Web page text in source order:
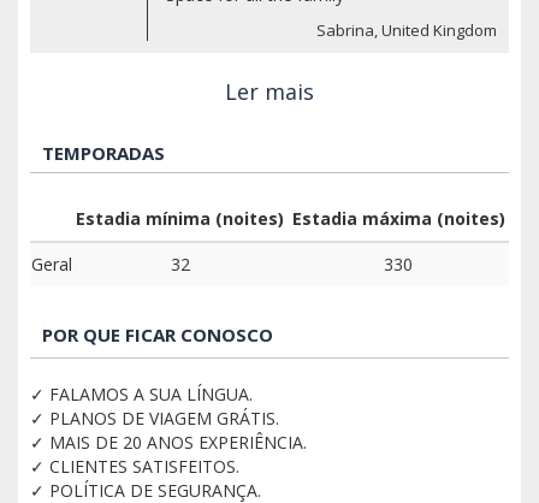
Sabrina, United Kingdom
Ler mais
TEMPORADAS
Estadia mínima (noites) Estadia máxima (noites)
Geral
32 330
POR QUE FICAR CONOSCO
✓ FALAMOS A SUA LÍNGUA.
✓ PLANOS DE VIAGEM GRÁTIS.
✓ MAIS DE 20 ANOS EXPERIÊNCIA.
✓ CLIENTES SATISFEITOS.
✓ POLÍTICA DE SEGURANÇA.